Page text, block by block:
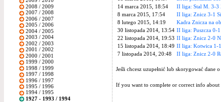
2008 / 2009
2007 / 2008
2006 / 2007
2005 / 2006
2004 / 2005
2003 / 2004
2002 / 2003
2001 / 2002
2000 / 2001
1999 / 2000
1998 / 1999
1997 / 1998
1996 / 1997
1995 / 1996
1994 / 1995
1927 - 1993 / 1994
14 marca 2015, 18:54
II liga: Stal M. 3-3
8 marca 2015, 17:54
II liga: Znicz 3-1
8 lutego 2015, 14:19
Kadra Znicza na
30 listopada 2014, 13:54 II liga: Puszcza 0-
22 listopada 2014, 19:53 II liga: Znicz 2-0
15 listopada 2014, 18:49 II liga: Kotwica 1-
7 listopada 2014, 20:48
II liga: Znicz 2-0
Jeśli chcesz uzupełnić lub skorygować
If you want to complete or correct info